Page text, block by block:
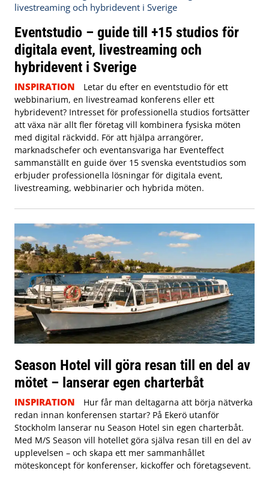
Eventstudio – guide till +15 studios för
digitala event, livestreaming och
hybridevent i Sverige
INSPIRATION
Letar du efter en eventstudio för ett
webbinarium, en livestreamad konferens eller ett
hybridevent? Intresset för professionella studios fortsätter
att växa när allt fler företag vill kombinera fysiska möten
med digital räckvidd. För att hjälpa arrangörer,
marknadschefer och eventansvariga har Eventeffect
sammanställt en guide över 15 svenska eventstudios som
erbjuder professionella lösningar för digitala event,
livestreaming, webbinarier och hybrida möten.
Season Hotel vill göra resan till en del av
mötet – lanserar egen charterbåt
INSPIRATION
Hur får man deltagarna att börja nätverka
redan innan konferensen startar? På Ekerö utanför
Stockholm lanserar nu Season Hotel sin egen charterbåt.
Med M/S Season vill hotellet göra själva resan till en del av
upplevelsen – och skapa ett mer sammanhållet
möteskoncept för konferenser, kickoffer och företagsevent.